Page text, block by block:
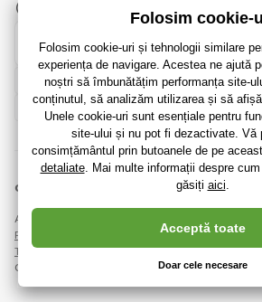
Romanian
Instagram
© 2018 - 2026 RaiJucării.ro, Toate drepturile
Această pagină este protejată prin
Regulile de protecție a datelor personale
Termeni și condiții.
Crearea de magazine online eficiente de la